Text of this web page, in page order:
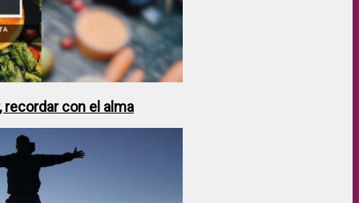
recordar con el alma